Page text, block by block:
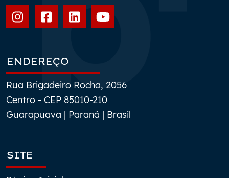
ENDEREÇO
Rua Brigadeiro Rocha, 2056
Centro - CEP 85010-210
Guarapuava | Paraná | Brasil
SITE